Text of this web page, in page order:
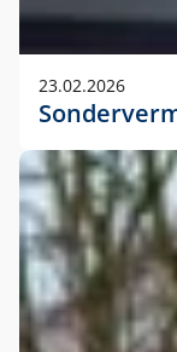
23.02.2026